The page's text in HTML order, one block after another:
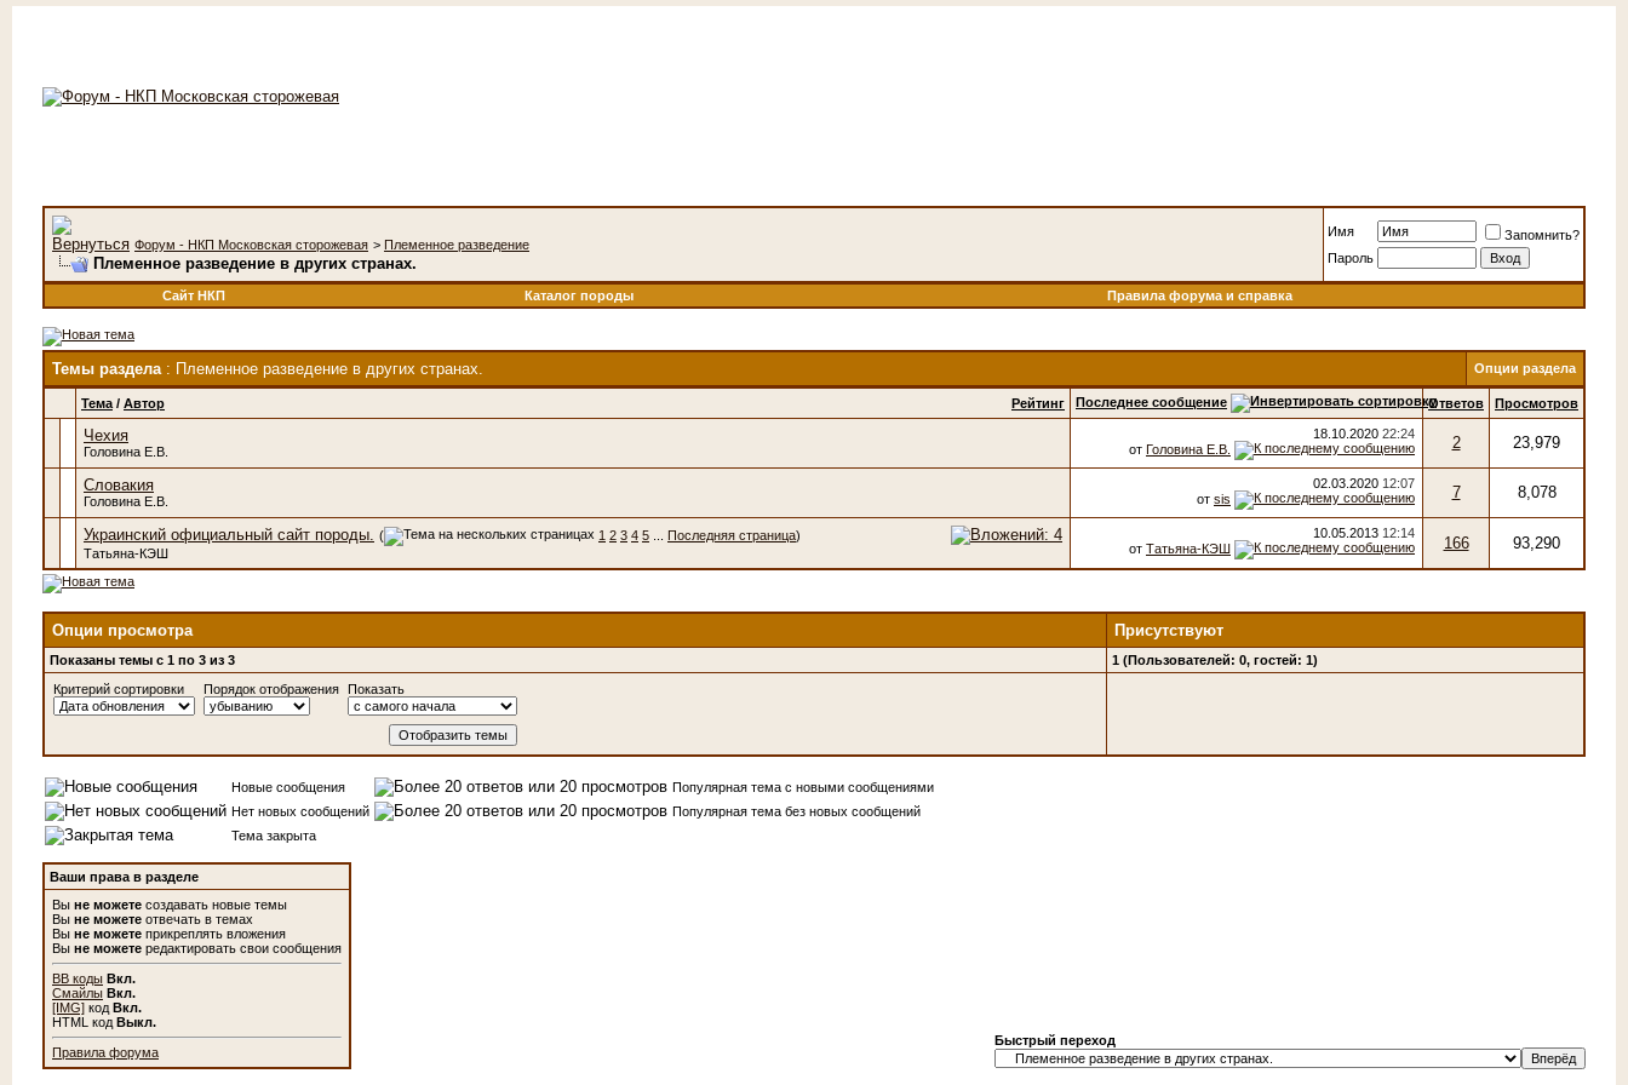
Форум - НКП Московская сторожевая > Племенное разведение
Племенное разведение в других странах.
Имя
Запомнить?
Пароль
Сайт НКП Каталог породы Правила форума и справка
Темы раздела: Племенное разведение в других странах. Опции раздела
Рейтинг
Тема / Автор Последнее сообщение Ответов Просмотров
Чехия
Головина Е.В.
18.10.2020 22:24
от Головина Е.В. 2 23,979
Словакия
Головина Е.В.
02.03.2020 12:07
от sis 7 8,078
Украинский официальный сайт породы. ( 1 2 3 4 5 Последняя страница)
Татьяна-КЭШ
10.05.2013 12:14
от Татьяна-КЭШ 166 93,290
Опции просмотра Присутствуют
Показаны темы с 1 по 3 из 3
1 (Пользователей: 0, гостей: 1)
Критерий сортировки
Порядок отображения Показать
Новые сообщения
Популярная тема с новыми сообщениями
Нет новых сообщений
Популярная тема без новых сообщений
Тема закрыта
Ваши права в разделе
Вы не можете создавать новые темы
Вы не можете отвечать в темах
Вы не можете прикреплять вложения
Вы не можете редактировать свои сообщения
BB коды Вкл.
Смайлы Вкл.
[IMG] код Вкл.
HTML код Выкл.
Правила форума
Быстрый переход